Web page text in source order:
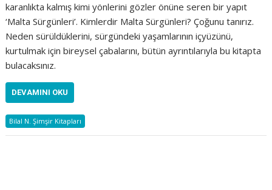
karanlıkta kalmış kimi yönlerini gözler önüne seren bir yapıt
‘Malta Sürgünleri’. Kimlerdir Malta Sürgünleri? Çoğunu tanırız.
Neden sürüldüklerini, sürgündeki yaşamlarının içyüzünü,
kurtulmak için bireysel çabalarını, bütün ayrıntılarıyla bu kitapta
bulacaksınız.
DEVAMINI OKU
Bilal N. Şimşir Kitapları